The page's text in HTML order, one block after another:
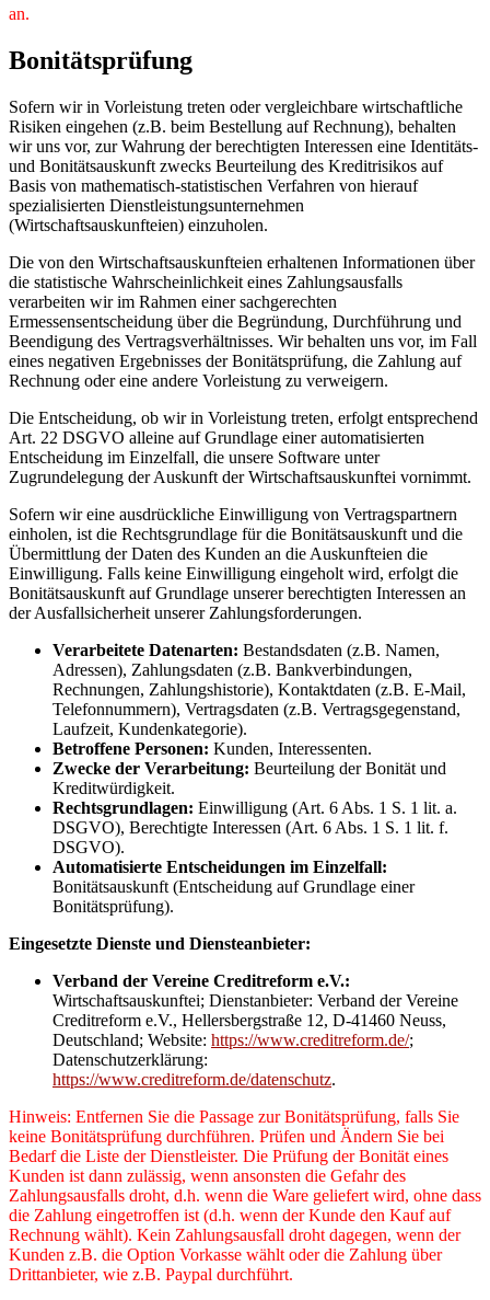
an.
Bonitätsprüfung
Sofern wir in Vorleistung treten oder vergleichbare wirtschaftliche
Risiken eingehen (z.B. beim Bestellung auf Rechnung), behalten
wir uns vor, zur Wahrung der berechtigten Interessen eine Identitäts-
und Bonitätsauskunft zwecks Beurteilung des Kreditrisikos auf
Basis von mathematisch-statistischen Verfahren von hierauf
spezialisierten Dienstleistungsunternehmen
(Wirtschaftsauskunfteien) einzuholen.
Die von den Wirtschaftsauskunfteien erhaltenen Informationen über
die statistische Wahrscheinlichkeit eines Zahlungsausfalls
verarbeiten wir im Rahmen einer sachgerechten
Ermessensentscheidung über die Begründung, Durchführung und
Beendigung des Vertragsverhältnisses. Wir behalten uns vor, im Fall
eines negativen Ergebnisses der Bonitätsprüfung, die Zahlung auf
Rechnung oder eine andere Vorleistung zu verweigern.
Die Entscheidung, ob wir in Vorleistung treten, erfolgt entsprechend
Art. 22 DSGVO alleine auf Grundlage einer automatisierten
Entscheidung im Einzelfall, die unsere Software unter
Zugrundelegung der Auskunft der Wirtschaftsauskunftei vornimmt.
Sofern wir eine ausdrückliche Einwilligung von Vertragspartnern
einholen, ist die Rechtsgrundlage für die Bonitätsauskunft und die
Übermittlung der Daten des Kunden an die Auskunfteien die
Einwilligung. Falls keine Einwilligung eingeholt wird, erfolgt die
Bonitätsauskunft auf Grundlage unserer berechtigten Interessen an
der Ausfallsicherheit unserer Zahlungsforderungen.
Verarbeitete Datenarten: Bestandsdaten (z.B. Namen,
Adressen), Zahlungsdaten (z.B. Bankverbindungen,
Rechnungen, Zahlungshistorie), Kontaktdaten (z.B. E-Mail,
Telefonnummern), Vertragsdaten (z.B. Vertragsgegenstand,
Laufzeit, Kundenkategorie).
Betroffene Personen: Kunden, Interessenten.
Zwecke der Verarbeitung: Beurteilung der Bonität und
Kreditwürdigkeit.
Rechtsgrundlagen: Einwilligung (Art. 6 Abs. 1 S. 1 lit. a.
DSGVO), Berechtigte Interessen (Art. 6 Abs. 1 S. 1 lit. f.
DSGVO).
Automatisierte Entscheidungen im Einzelfall:
Bonitätsauskunft (Entscheidung auf Grundlage einer
Bonitätsprüfung).
Eingesetzte Dienste und Diensteanbieter:
Verband der Vereine Creditreform e.V.:
Wirtschaftsauskunftei; Dienstanbieter: Verband der Vereine
Creditreform e.V., Hellersbergstraße 12, D-41460 Neuss,
Deutschland; Website: https://www.creditreform.de/;
Datenschutzerklärung:
https://www.creditreform.de/datenschutz.
Hinweis: Entfernen Sie die Passage zur Bonitätsprüfung, falls Sie
keine Bonitätsprüfung durchführen. Prüfen und Ändern Sie bei
Bedarf die Liste der Dienstleister. Die Prüfung der Bonität eines
Kunden ist dann zulässig, wenn ansonsten die Gefahr des
Zahlungsausfalls droht, d.h. wenn die Ware geliefert wird, ohne dass
die Zahlung eingetroffen ist (d.h. wenn der Kunde den Kauf auf
Rechnung wählt). Kein Zahlungsausfall droht dagegen, wenn der
Kunden z.B. die Option Vorkasse wählt oder die Zahlung über
Drittanbieter, wie z.B. Paypal durchführt.